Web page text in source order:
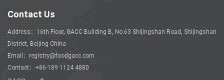
Contact Us
Address：16th Floor, GACC Building B, No.63 Shijingshan Road, Shijingshan
District, Beijing China
Email：registry@foodgacc.com
Contact：+86-189 1124 4880